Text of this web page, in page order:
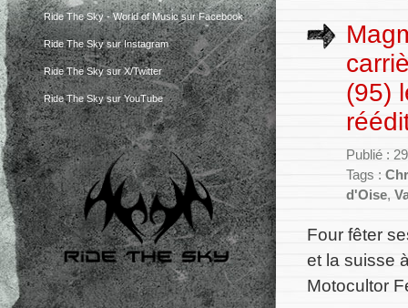
Ride The Sky - World of Music sur Facebook
Ride The Sky sur Instagram
Ride The Sky sur X/Twitter
Ride The Sky sur YouTube
(95)
Publié :
Tags :
d'Oise,
Four fêter
et la suisse
Motocultor